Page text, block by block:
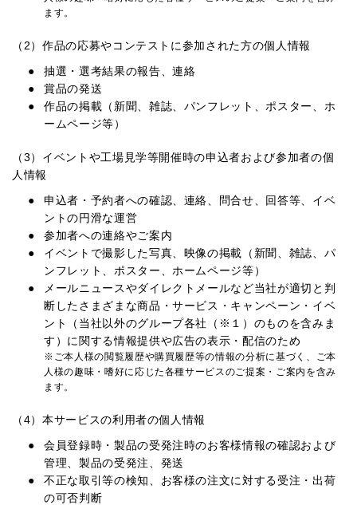
ます。
（2）作品の応募やコンテストに参加された方の個人情報
抽選・選考結果の報告、連絡
賞品の発送
作品の掲載（新聞、雑誌、パンフレット、ポスター、ホ
ームページ等）
（3）イベントや工場見学等開催時の申込者および参加者の個
人情報
申込者・予約者への確認、連絡、問合せ、回答等、イベ
ントの円滑な運営
参加者への連絡やご案内
イベントで撮影した写真、映像の掲載（新聞、雑誌、パ
ンフレット、ポスター、ホームページ等）
メールニュースやダイレクトメールなど当社が適切と判
断したさまざまな商品・サービス・キャンペーン・イベ
ント（当社以外のグループ各社（※１）のものを含みま
す）に関する情報提供や広告の表示・配信のため
※ご本人様の閲覧履歴や購買履歴等の情報の分析に基づく、ご本
人様の趣味・嗜好に応じた各種サービスのご提案・ご案内を含み
ます。
（4）本サービスの利用者の個人情報
会員登録時・製品の受発注時のお客様情報の確認および
管理、製品の受発注、発送
不正な取引等の検知、お客様の注文に対する受注・出荷
の可否判断